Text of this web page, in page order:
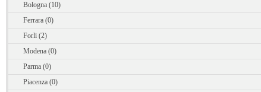
Bologna (10)
Ferrara (0)
Forli (2)
Modena (0)
Parma (0)
Piacenza (0)